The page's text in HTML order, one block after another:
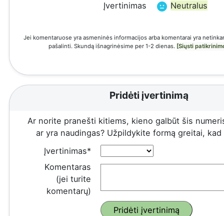
Įvertinimas
Neutralus
Jei komentaruose yra asmeninės informacijos arba komentarai yra
pašalinti. Skundą išnagrinėsime per 1-2 dienas. [Siųsti
Pridėti įvertinimą
Ar norite pranešti kitiems, kieno galbūt šis
ar yra naudingas? Užpildykite formą greitai,
Įvertinimas*
Komentaras
(jei turite
komentarų)